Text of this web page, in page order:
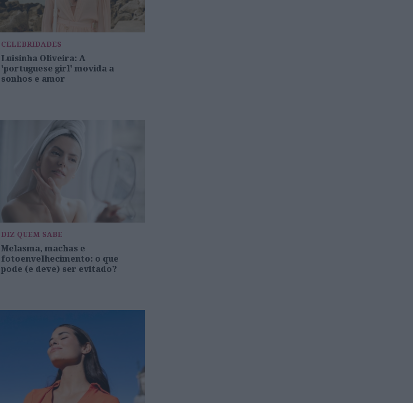
CELEBRIDADES
Luisinha Oliveira: A
'portuguese girl' movida a
sonhos e amor
DIZ QUEM SABE
Melasma, machas e
fotoenvelhecimento: o que
pode (e deve) ser evitado?